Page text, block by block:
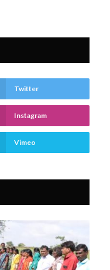
Twitter
Instagram
Vimeo